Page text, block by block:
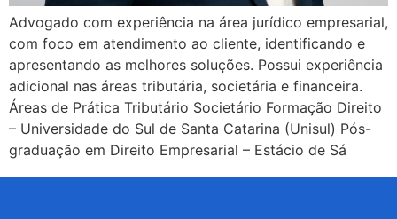
Advogado com experiência na área jurídico empresarial,
com foco em atendimento ao cliente, identificando e
apresentando as melhores soluções. Possui experiência
adicional nas áreas tributária, societária e financeira.
Áreas de Prática Tributário Societário Formação Direito
– Universidade do Sul de Santa Catarina (Unisul) Pós-
graduação em Direito Empresarial – Estácio de Sá